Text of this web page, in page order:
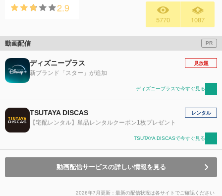
2.9
5770 1087
動画配信 PR
ディズニープラス
新ブランド「スター」が追加
見放題
ディズニープラスで今すぐ見る
TSUTAYA DISCAS
【宅配レンタル】単品レンタルクーポン1枚プレゼント
レンタル
TSUTAYA DISCASで今すぐ見る
動画配信サービスの詳しい情報を見る
2026年7月更新：最新の配信状況は各サイトでご確認ください